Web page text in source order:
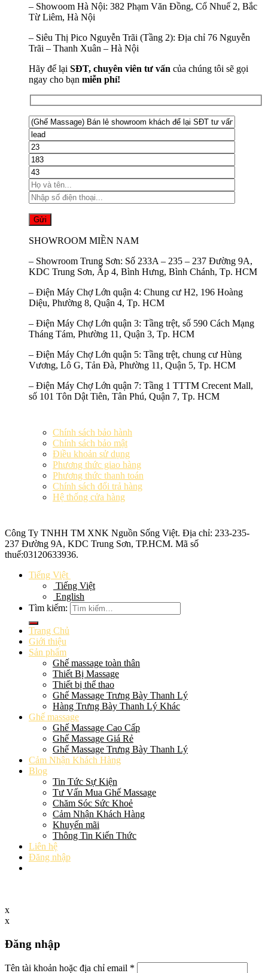
– Showoom Hà Nội: 382 Phạm Văn Đồng, Cổ Nhuế 2, Bắc
Từ Liêm, Hà Nội
– Siêu Thị Pico Nguyễn Trãi (Tầng 2): Địa chỉ 76 Nguyễn
Trãi – Thanh Xuân – Hà Nội
Hãy để lại SĐT, chuyên viên tư vấn của chúng tôi sẽ gọi
ngay cho bạn miễn phí!
SHOWROOM MIỀN NAM
– Showroom Trung Sơn: Số 233A – 235 – 237 Đường 9A,
KDC Trung Sơn, Ấp 4, Bình Hưng, Bình Chánh, Tp. HCM
– Điện Máy Chợ Lớn quận 4: Chung cư H2, 196 Hoàng
Diệu, Phường 8, Quận 4, Tp. HCM
– Điện Máy Chợ Lớn quận 3: Tầng trệt, số 590 Cách Mạng
Tháng Tám, Phường 11, Quận 3, Tp. HCM
– Điện Máy Chợ Lớn quận 5: Tầng trệt, chung cư Hùng
Vương, Lô G, Tản Đà, Phường 11, Quận 5, Tp. HCM
– Điện Máy Chợ Lớn quận 7: Tầng 1 TTTM Crecent Mall,
số 101 Tôn Dật Tiên, Tân Phú, Quận 7, Tp. HCM
Chính sách bảo hành
Chính sách bảo mật
Điều khoản sử dụng
Phương thức giao hàng
Phương thức thanh toán
Chính sách đổi trả hàng
Hệ thống cửa hàng
Công Ty TNHH TM XNK Nguồn Sống Việt. Địa chỉ: 233-235-
237 Đường 9A, KDC Trung Sơn, TP.HCM. Mã số
thuế:03120633936.
Tiếng Việt
Tiếng Việt
English
Tìm kiếm:
Trang Chủ
Giới thiệu
Sản phẩm
Ghế massage toàn thân
Thiết Bị Massage
Thiết bị thể thao
Ghế Massage Trưng Bày Thanh Lý
Hàng Trưng Bày Thanh Lý Khác
Ghế massage
Ghế Massage Cao Cấp
Ghế Massage Giá Rẻ
Ghế Massage Trưng Bày Thanh Lý
Cảm Nhận Khách Hàng
Blog
Tin Tức Sự Kiện
Tư Vấn Mua Ghế Massage
Chăm Sóc Sức Khoẻ
Cảm Nhận Khách Hàng
Khuyến mãi
Thông Tin Kiến Thức
Liên hệ
Đăng nhập
x
x
Đăng nhập
Tên tài khoản hoặc địa chỉ email *